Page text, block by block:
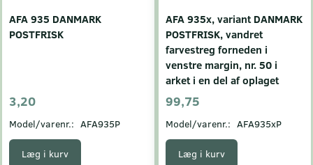
AFA 935 DANMARK
POSTFRISK
3,20
Model/varenr.: AFA935P
Læg i kurv
AFA 935x, variant DANMARK
POSTFRISK, vandret
farvestreg forneden i
venstre margin, nr. 50 i
arket i en del af oplaget
99,75
Model/varenr.: AFA935xP
Læg i kurv